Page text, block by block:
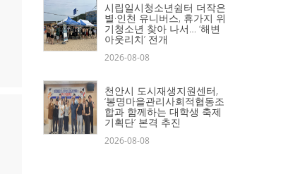
시립일시청소년쉼터 더작은
별·인천 유니버스, 휴가지 위
기청소년 찾아 나서… ‘해변
아웃리치’ 전개
2026-08-08
천안시 도시재생지원센터,
‘봉명마을관리사회적협동조
합과 함께하는 대학생 축제
기획단’ 본격 추진
2026-08-08